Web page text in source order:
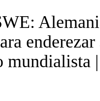
enderezar
mundialista